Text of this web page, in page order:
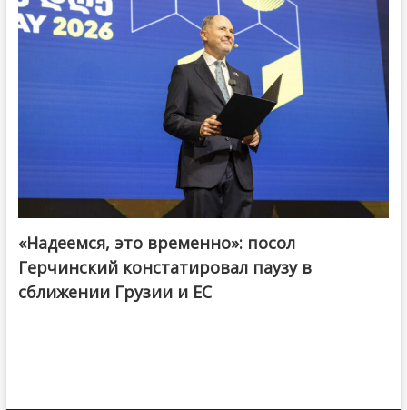
«Надеемся, это временно»: посол
Герчинский констатировал паузу в
сближении Грузии и ЕС